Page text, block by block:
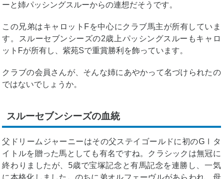
ーと姉パッシングスルーからの連想だそうです。
この兄弟はキャロットFを中心にクラブ馬主が所有していま
す。スルーセブンシーズの2歳上パッシングスルーもキャロ
ットFが所有し、紫苑Sで重賞勝利を飾っています。
クラブの会員さんが、そんな姉にあやかって名づけられたの
ではないでしょうか。
スルーセブンシーズの血統
父ドリームジャーニーはその父ステイゴールドに初のGⅠタ
イトルを贈った馬としても有名ですね。クラシックは無冠に
終わりましたが、5歳で宝塚記念と有馬記念を連勝し、一気
に本格化しました。のちに弟オルフェーヴルがあらわれ、母